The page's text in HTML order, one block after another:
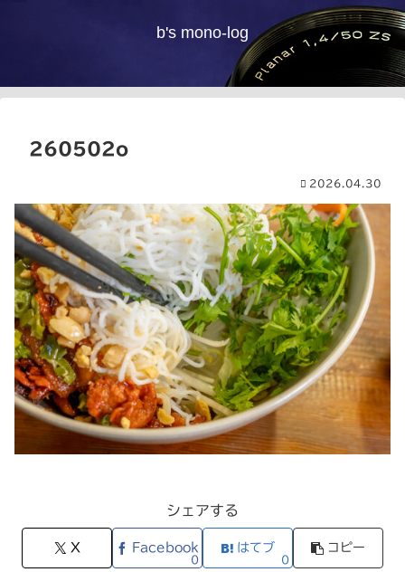
b's mono-log
260502o
2026.04.30
シェアする
X Facebook
0
はてブ
0
コピー